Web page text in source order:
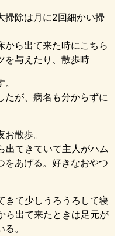
掃除は月に2回細かい掃
から出て来た時にこちら
を与えたり、散歩時
たが、病名も分からずに
散歩。
出てきていて主人がハム
をあげる。好きなおやつ
きて少しうろうろして寝
ら出て来たときは足元が
。